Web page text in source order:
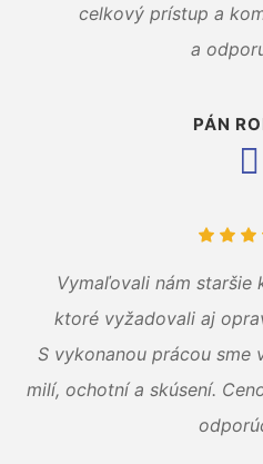
celkový prístup a
a
PÁN
Vymaľovali nám staršie
ktoré vyžadovali aj
S vykonanou prácou sme
milí, ochotní a skúsení.